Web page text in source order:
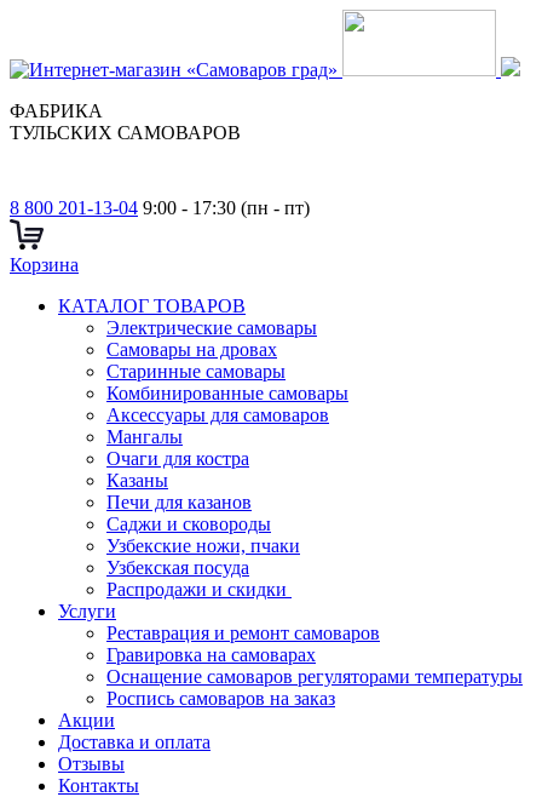
ФАБРИКА
ТУЛЬСКИХ САМОВАРОВ
8 800 201-13-04 9:00 - 17:30 (пн - пт)
Корзина
КАТАЛОГ ТОВАРОВ
Электрические самовары
Cамовары на дровах
Старинные самовары
Комбинированные самовары
Аксессуары для самоваров
Мангалы
Очаги для костра
Казаны
Печи для казанов
Саджи и сковороды
Узбекские ножи, пчаки
Узбекская посуда
Распродажи и скидки
Услуги
Реставрация и ремонт самоваров
Гравировка на самоварах
Оснащение самоваров регуляторами температуры
Роспись самоваров на заказ
Акции
Доставка и оплата
Отзывы
Контакты